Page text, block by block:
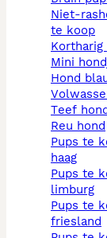
niet-rashonden pups
te koop
mini
hond
teef hond
reu hond
pups te koop in den
haag
pups te koop in
limburg
pups te koop in
friesland